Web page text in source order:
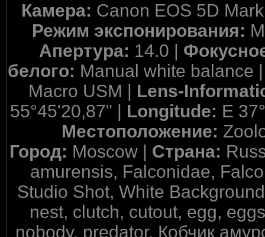
Камера: Canon EOS 5D
Режим экспонирования:
Апертура: 14.0 |
белого: Manual white balance
Macro USM | Lens-
55°45'20,87" | Longitude: E
Местоположение:
Город: Moscow | Страна:
amurensis, Falconidae,
Studio Shot, White
nest, clutch, cutout, egg,
nobody, predator, Кобчик